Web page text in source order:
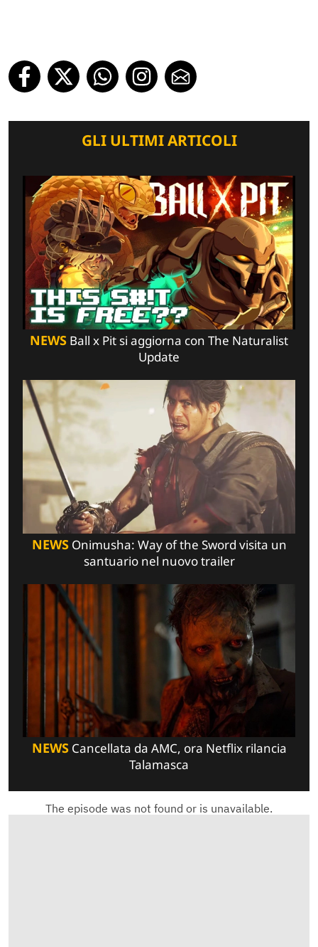
GLI ULTIMI ARTICOLI
NEWS Ball x Pit si aggiorna con The Naturalist
Update
NEWSOnimusha: Way of the Sword visita un
santuario nel nuovo trailer
NEWSCancellata da AMC, ora Netflix rilancia
Talamasca